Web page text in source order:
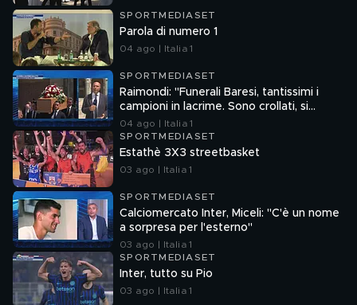
SPORTMEDIASET
Parola di numero 1
04 ago | Italia 1
SPORTMEDIASET
Raimondi: "Funerali Baresi, tantissimi i
campioni in lacrime. Sono crollati, si
sostenevano a vicenda"
04 ago | Italia 1
SPORTMEDIASET
Estathè 3X3 streetbasket
03 ago | Italia 1
SPORTMEDIASET
Calciomercato Inter, Miceli: "C'è un nome
a sorpresa per l'esterno"
03 ago | Italia 1
SPORTMEDIASET
Inter, tutto su Pio
03 ago | Italia 1